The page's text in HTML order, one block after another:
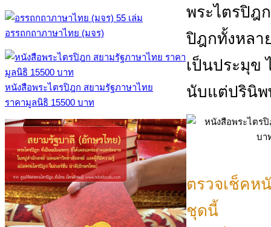
อรรถกถาภาษาไทย (มจร)
หนังสือพระไตรปิฎก สยามรัฐภาษาไทย
ราคามูลนิธิ 15500 บาท
พระไตรปิฎ
ปิฎกทั้งหลา
เป็นประมุข
นับแต่ปรินิพ
ตรวจเช็คห
ชุดนี้